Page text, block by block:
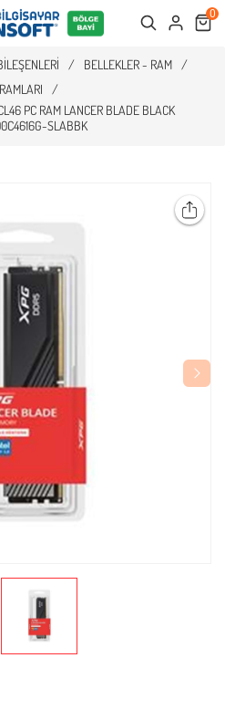
Search Cart
0
/ BELLEKLER - RAM
/
/
PC RAM LANCER BLADE BLACK
SLABBK